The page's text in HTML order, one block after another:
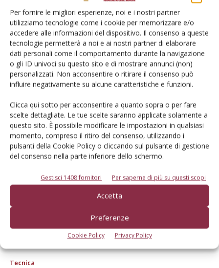
Per fornire le migliori esperienze, noi e i nostri partner
utilizziamo tecnologie come i cookie per memorizzare e/o
accedere alle informazioni del dispositivo. Il consenso a queste
tecnologie permetterà a noi e ai nostri partner di elaborare
dati personali come il comportamento durante la navigazione
o gli ID univoci su questo sito e di mostrare annunci (non)
personalizzati. Non acconsentire o ritirare il consenso può
influire negativamente su alcune caratteristiche e funzioni.
Clicca qui sotto per acconsentire a quanto sopra o per fare
scelte dettagliate. Le tue scelte saranno applicate solamente a
questo sito. È possibile modificare le impostazioni in qualsiasi
momento, compreso il ritiro del consenso, utilizzando i
pulsanti della Cookie Policy o cliccando sul pulsante di gestione
del consenso nella parte inferiore dello schermo.
Gestisci 1408 fornitori Per saperne di più su questi scopi
Accetta
Preferenze
Cookie Policy Privacy Policy
dell’agricoltura
Iscriviti alle nostre newsletter
© Tecniche Nuove Spa. Tutti i diritti riservati. Sede legale Via Eritrea 21 -
20157 Milano | Codice fiscale, Partita IVA e Iscrizione al Registro delle
imprese di Milano: 00753480151
Registrazione Tribunale di Milano n. 71 del 05/03/2014 (Precedentemente
registrata presso il Tribunale di Bologna n. 6111 del 12/06/1992)
ROC "Poste italiane Spa sped. Abbonamento Postale DL 353/2003 conv. L.
Tecnica